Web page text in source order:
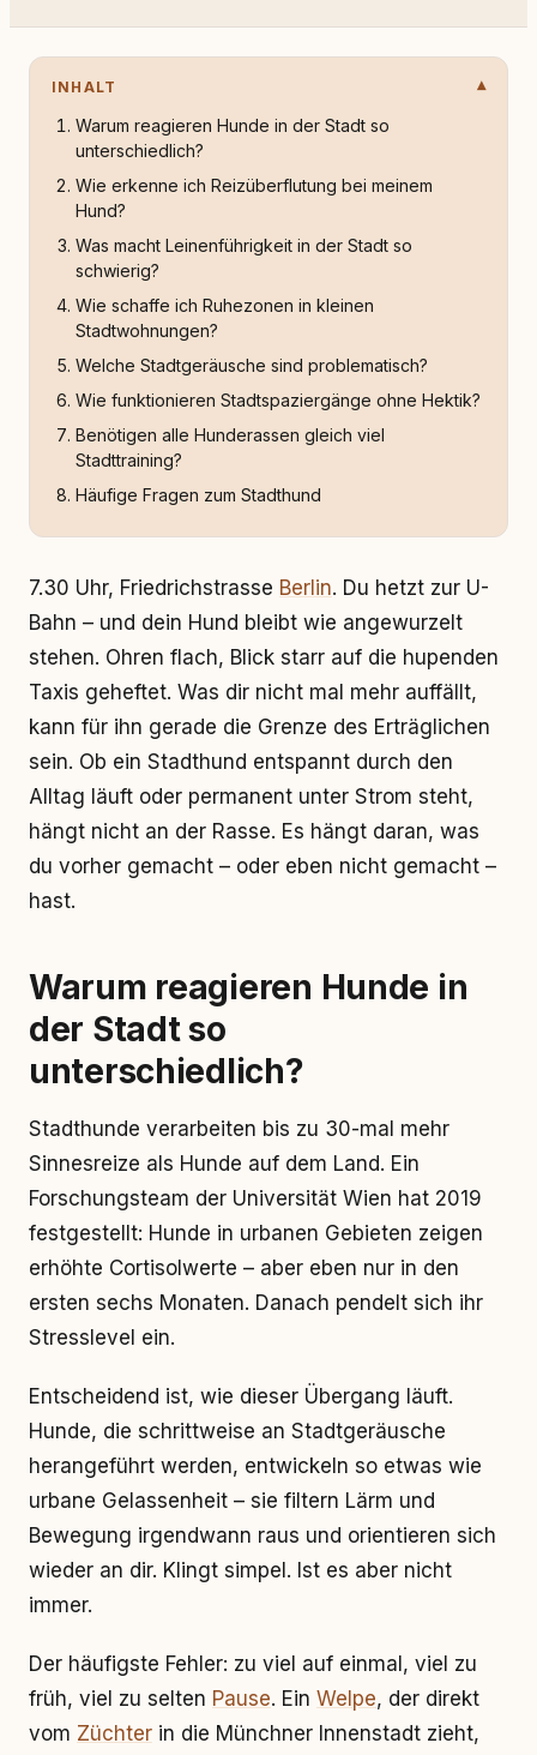
INHALT
Warum reagieren Hunde in der Stadt so
unterschiedlich?
Wie erkenne ich Reizüberflutung bei meinem
Hund?
Was macht Leinenführigkeit in der Stadt so
schwierig?
Wie schaffe ich Ruhezonen in kleinen
Stadtwohnungen?
Welche Stadtgeräusche sind problematisch?
Wie funktionieren Stadtspaziergänge ohne Hektik?
Benötigen alle Hunderassen gleich viel
Stadttraining?
Häufige Fragen zum Stadthund
7.30 Uhr, Friedrichstrasse Berlin. Du hetzt zur U-
Bahn – und dein Hund bleibt wie angewurzelt
stehen. Ohren flach, Blick starr auf die hupenden
Taxis geheftet. Was dir nicht mal mehr auffällt,
kann für ihn gerade die Grenze des Erträglichen
sein. Ob ein Stadthund entspannt durch den
Alltag läuft oder permanent unter Strom steht,
hängt nicht an der Rasse. Es hängt daran, was
du vorher gemacht – oder eben nicht gemacht –
hast.
Warum reagieren Hunde in
der Stadt so
unterschiedlich?
Stadthunde verarbeiten bis zu 30-mal mehr
Sinnesreize als Hunde auf dem Land. Ein
Forschungsteam der Universität Wien hat 2019
festgestellt: Hunde in urbanen Gebieten zeigen
erhöhte Cortisolwerte – aber eben nur in den
ersten sechs Monaten. Danach pendelt sich ihr
Stresslevel ein.
Entscheidend ist, wie dieser Übergang läuft.
Hunde, die schrittweise an Stadtgeräusche
herangeführt werden, entwickeln so etwas wie
urbane Gelassenheit – sie filtern Lärm und
Bewegung irgendwann raus und orientieren sich
wieder an dir. Klingt simpel. Ist es aber nicht
immer.
Der häufigste Fehler: zu viel auf einmal, viel zu
früh, viel zu selten Pause. Ein Welpe, der direkt
vom Züchter in die Münchner Innenstadt zieht,